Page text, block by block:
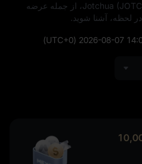
با بینش‌ های کلیدی در مورد Jotchua (JOTCHUA)، از جمله عرضه
لحظه، آشنا شوید.
2026-08-07
(UTC+0)